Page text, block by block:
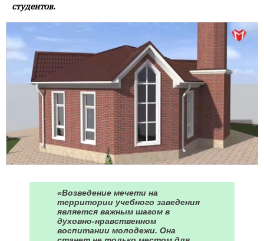
студентов.
«Возведение мечети на
территории учебного заведения
является важным шагом в
духовно-нравственном
воспитании молодежи. Она